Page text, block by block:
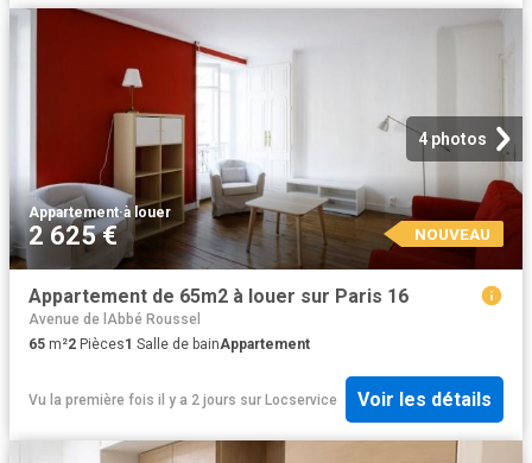
4 photos
Appartement·à louer
2 625 € NOUVEAU
Appartement de 65m2 à louer sur Paris 16
Avenue de lAbbé Roussel
65 m²2 Pièces1 Salle de bainAppartement
Vu la première fois il y a 2 jours sur Locservice Voir les détails